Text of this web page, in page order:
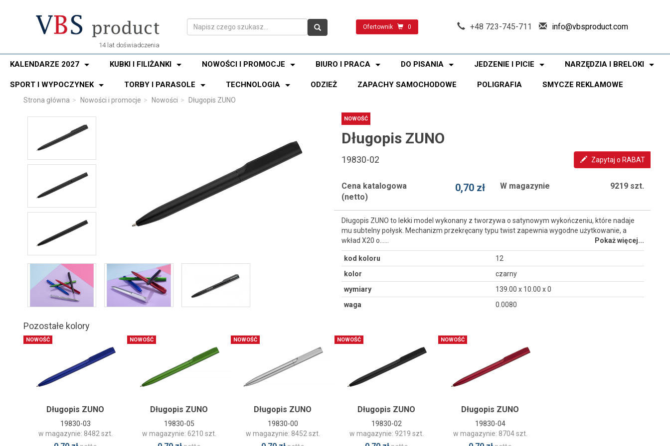
14 lat doświadczenia
Ofertownik 0 +48 723-745-711 info@vbsproduct.com
KALENDARZE 2027 KUBKI I FILIŻANKI NOWOŚCI I PROMOCJE BIURO I PRACA DO PISANIA JEDZENIE I PICIE NARZĘDZIA I BRELOKI
SPORT I WYPOCZYNEK TORBY I PARASOLE TECHNOLOGIA ODZIEŻ ZAPACHY SAMOCHODOWE POLIGRAFIA SMYCZE REKLAMOWE
Strona główna Nowości i promocje Nowości Długopis ZUNO
NOWOŚĆ
Długopis ZUNO
19830-02 Zapytaj o RABAT
Cena katalogowa
(netto)
0,70 zł W magazynie 9219 szt.
Długopis ZUNO to lekki model wykonany z tworzywa o satynowym wykończeniu, które nadaje
mu subtelny połysk. Mechanizm przekręcany typu twist zapewnia wygodne użytkowanie, a
wkład X20 o...…
Pokaż więcej...
kod koloru
12
kolor
czarny
wymiary
139.00 x 10.00 x 0
waga
0.0080
Pozostałe kolory
NOWOŚĆ
Długopis ZUNO
19830-03
w magazynie: 8482 szt.
NOWOŚĆ
Długopis ZUNO
19830-05
w magazynie: 6210 szt.
NOWOŚĆ
Długopis ZUNO
19830-00
w magazynie: 8452 szt.
NOWOŚĆ
Długopis ZUNO
19830-02
w magazynie: 9219 szt.
NOWOŚĆ
Długopis ZUNO
19830-04
w magazynie: 8704 szt.